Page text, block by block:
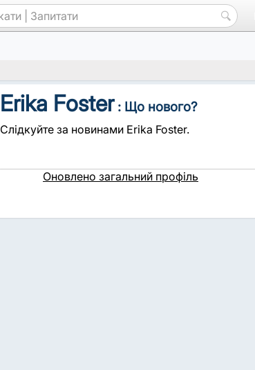
Erika Foster: Що нового?
Слідкуйте за новинами Erika Foster.
Оновлено загальний профіль